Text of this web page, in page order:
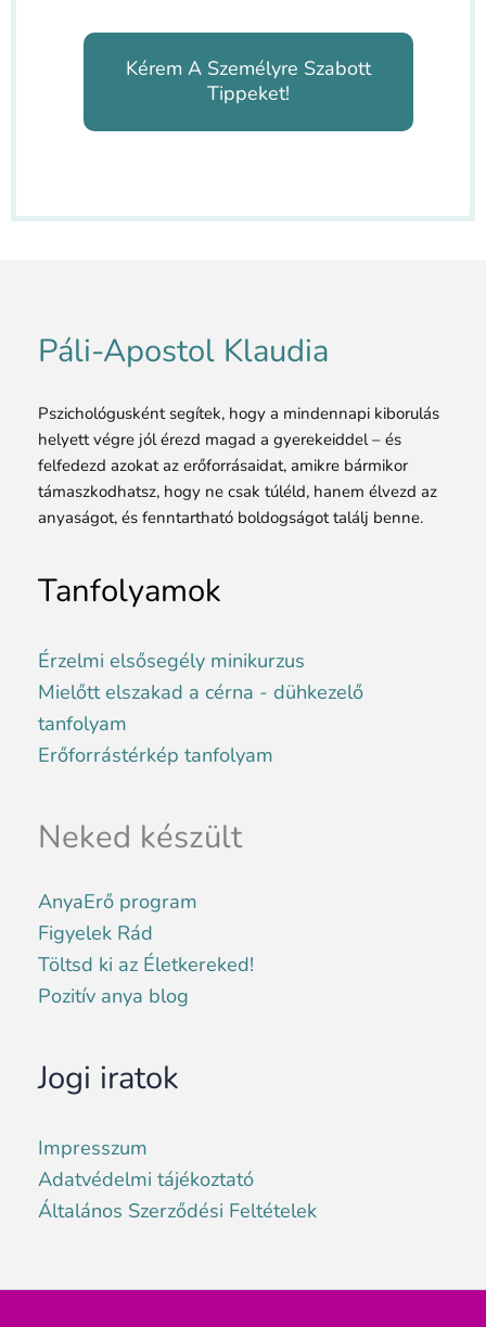
Kérem A Személyre Szabott
Tippeket!
Páli-Apostol Klaudia
Pszichológusként segítek, hogy a mindennapi kiborulás
helyett végre jól érezd magad a gyerekeiddel – és
felfedezd azokat az erőforrásaidat, amikre bármikor
támaszkodhatsz, hogy ne csak túléld, hanem élvezd az
anyaságot, és fenntartható boldogságot találj benne.
Tanfolyamok
Érzelmi elsősegély minikurzus
Mielőtt elszakad a cérna - dühkezelő
tanfolyam
Erőforrástérkép tanfolyam
Neked készült
AnyaErő program
Figyelek Rád
Töltsd ki az Életkereked!
Pozitív anya blog
Jogi iratok
Impresszum
Adatvédelmi tájékoztató
Általános Szerződési Feltételek